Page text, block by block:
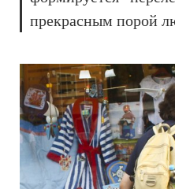
прекрасным порой